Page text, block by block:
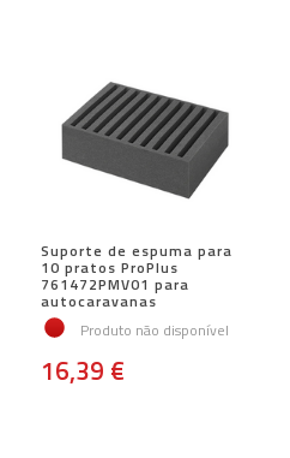
Suporte de espuma para
10 pratos ProPlus
761472PMV01 para
autocaravanas
Produto não disponível
16,39 €